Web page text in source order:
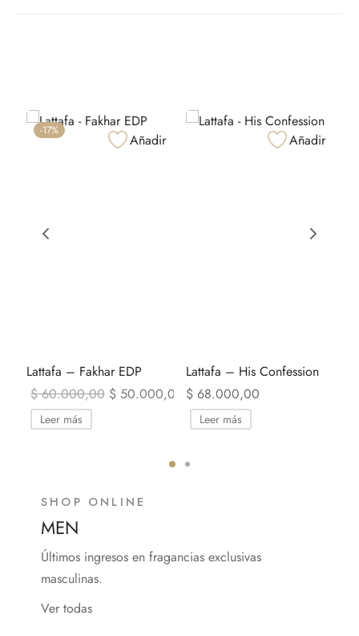
-17%
Añadir
Lattafa – Fakhar EDP
$60.000,00
El precio
original era:
$ 60.000,00.
$50.000,00
El precio
actual es:
$ 50.000,00.
Leer más
Añadir
Lattafa – His Confession
$68.000,00
Leer más
SHOP ONLINE
MEN
Últimos ingresos en fragancias exclusivas
masculinas.
Ver todas